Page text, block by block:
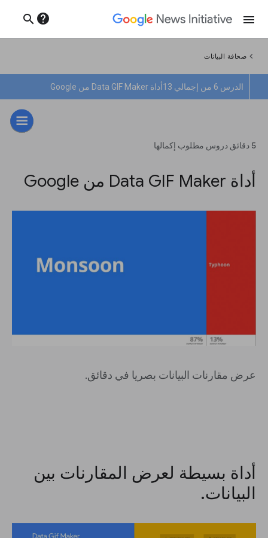
menu
help
search
chevron_left صحافة البيانات
الدرس 6 من إجمالي 13 أداة Data GIF Maker من Google
5 دقائق دروس مطلوب إكمالها
أداة Data GIF Maker من Google
عرض مقارنات البيانات بصريا في دقائق.
أداة بسيطة لعرض المقارنات بين
البيانات.